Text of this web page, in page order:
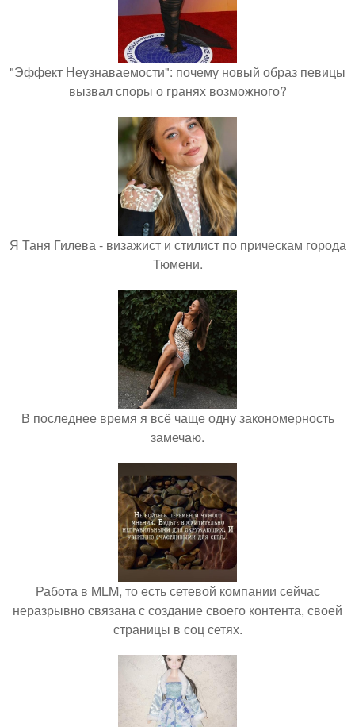
"Эффект Неузнаваемости": почему новый образ певицы
вызвал споры о гранях возможного?
Я Таня Гилева - визажист и стилист по прическам города
Тюмени.
В последнее время я всё чаще одну закономерность
замечаю.
Работа в MLM, то есть сетевой компании сейчас
неразрывно связана с создание своего контента, своей
страницы в соц сетях.